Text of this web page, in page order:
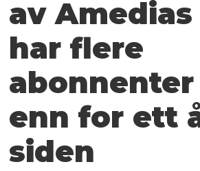
av
har flere
abonnenter
enn for ett
siden